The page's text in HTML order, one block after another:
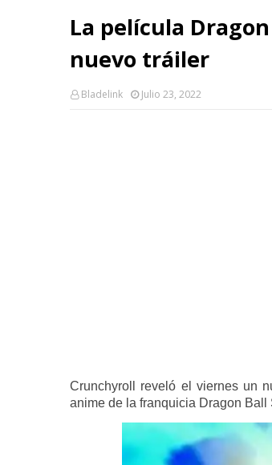
La película
nuevo tráiler
Bladelink Julio 23, 2022
Crunchyroll reveló el viernes un
anime de la franquicia Dragon Ball